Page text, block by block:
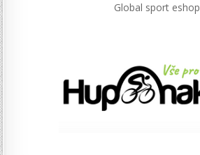
Global sport eshop